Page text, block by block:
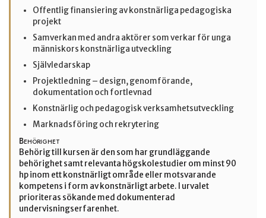
Offentlig finansiering av konstnärliga pedagogiska
projekt
Samverkan med andra aktörer som verkar för unga
människors konstnärliga utveckling
Självledarskap
Projektledning – design, genomförande,
dokumentation och fortlevnad
Konstnärlig och pedagogisk verksamhetsutveckling
Marknadsföring och rekrytering
Behörighet
Behörig till kursen är den som har grundläggande
behörighet samt relevanta högskolestudier om minst 90
hp inom ett konstnärligt område eller motsvarande
kompetens i form av konstnärligt arbete. I urvalet
prioriteras sökande med dokumenterad
undervisningserfarenhet.